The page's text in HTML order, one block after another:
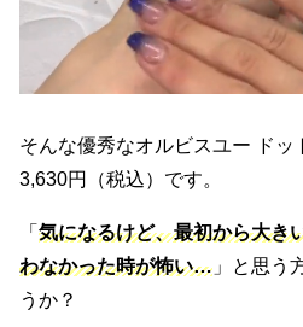
そんな優秀なオルビスユー ドッ
3,630円（税込）です。
「 気になるけど、最初から大き
わなかった時が怖い… 」と思う
うか？